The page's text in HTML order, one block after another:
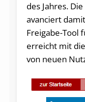
des Jahres.
avanciert
Freigabe-Tool
erreicht mit
von neuen